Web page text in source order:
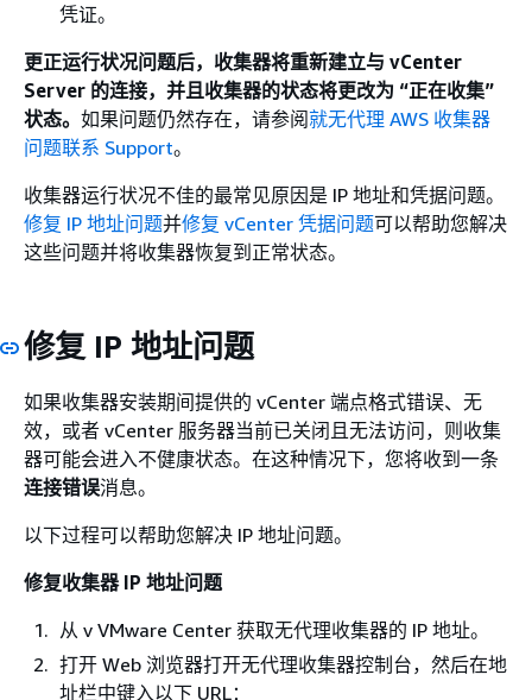
凭证。
更正运行状况问题后，收集器将重新建立与 vCenter
Server 的连接，并且收集器的状态将更改为 “正在收集”
状态。 如果问题仍然存在，请参阅就无代理 AWS 收集器
问题联系 Support。
收集器运行状况不佳的最常见原因是 IP 地址和凭据问题。
修复 IP 地址问题并修复 vCenter 凭据问题可以帮助您解决
这些问题并将收集器恢复到正常状态。
修复 IP 地址问题
如果收集器安装期间提供的 vCenter 端点格式错误、无
效，或者 vCenter 服务器当前已关闭且无法访问，则收集
器可能会进入不健康状态。在这种情况下，您将收到一条
连接错误消息。
以下过程可以帮助您解决 IP 地址问题。
修复收集器 IP 地址问题
从 v VMware Center 获取无代理收集器的 IP 地址。
打开 Web 浏览器打开无代理收集器控制台，然后在地
址栏中键入以下 URL：